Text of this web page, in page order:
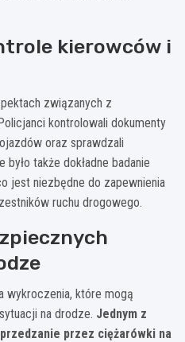
kierowców i
związanych z
kontrolowali dokumenty
oraz sprawdzali
także dokładne badanie
jest niezbędne do zapewnienia
ruchu drogowego.
wykroczenia, które mogą
na drodze. Jednym z
przez ciężarówki na